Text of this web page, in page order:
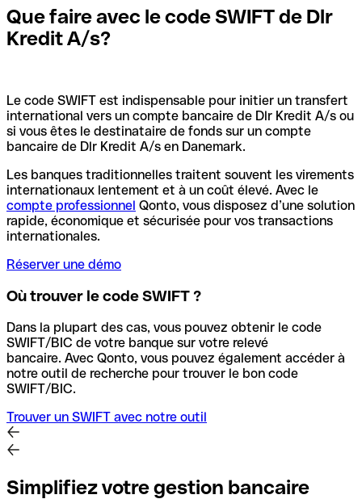
Que faire avec le code SWIFT de Dlr
Kredit A/s?
Le code SWIFT est indispensable pour initier un transfert
international vers un compte bancaire de Dlr Kredit A/s ou
si vous êtes le destinataire de fonds sur un compte
bancaire de Dlr Kredit A/s en Danemark.
Les banques traditionnelles traitent souvent les virements
internationaux lentement et à un coût élevé. Avec le
compte professionnel Qonto, vous disposez d’une solution
rapide, économique et sécurisée pour vos transactions
internationales.
Réserver une démo
Où trouver le code SWIFT ?
Dans la plupart des cas, vous pouvez obtenir le code
SWIFT/BIC de votre banque sur votre relevé
bancaire. Avec Qonto, vous pouvez également accéder à
notre outil de recherche pour trouver le bon code
SWIFT/BIC.
Trouver un SWIFT avec notre outil
Simplifiez votre gestion bancaire